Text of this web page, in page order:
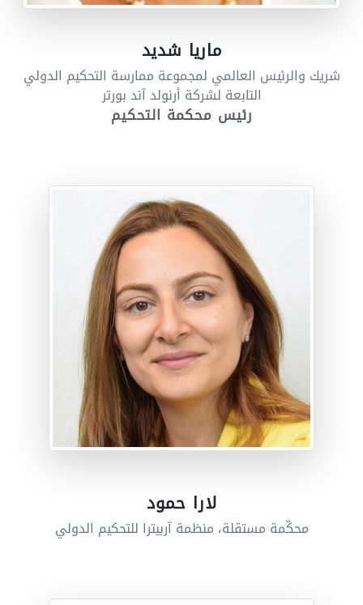
ماريا شديد
شريك والرئيس العالمي لمجموعة ممارسة التحكيم الدولي
التابعة لشركة أرنولد آند بورتر
رئيس محكمة التحكيم
لارا حمود
محكّمة مستقلة، منظمة آربيترا للتحكيم الدولي